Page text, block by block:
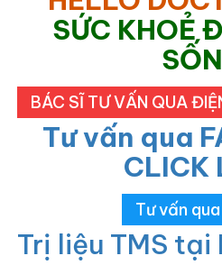
SỨC KHOẺ
BÁC SĨ TƯ VẤN QUA
Tư vấn qua
CLICK
Tư vấn
Trị liệu TMS